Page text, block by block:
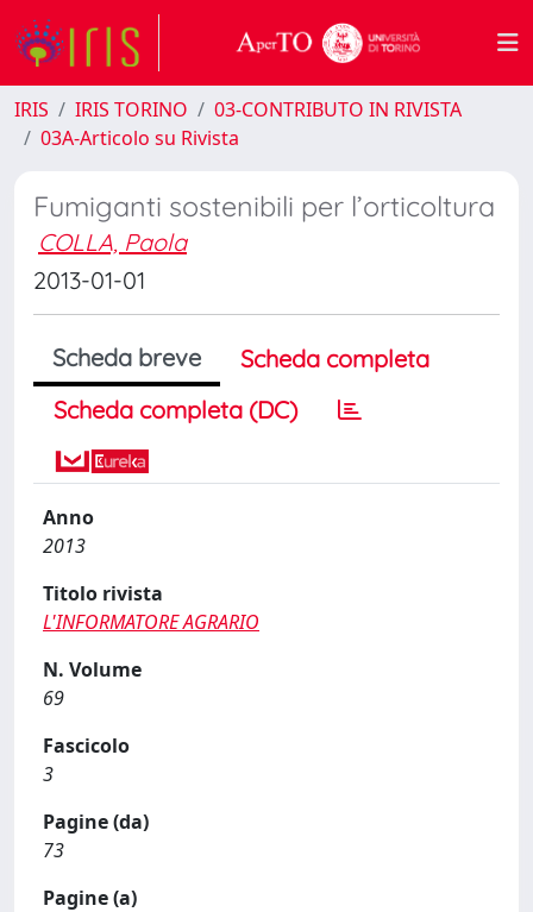
IRIS IRIS TORINO
03-CONTRIBUTO IN RIVISTA
03A-Articolo su Rivista
Fumiganti sostenibili per l’orticoltura
COLLA, Paola
2013-01-01
Scheda breve
Scheda completa
Scheda completa (DC)
Anno
2013
Titolo rivista
L'INFORMATORE AGRARIO
N. Volume
69
Fascicolo
3
Pagine (da)
73
Pagine (a)